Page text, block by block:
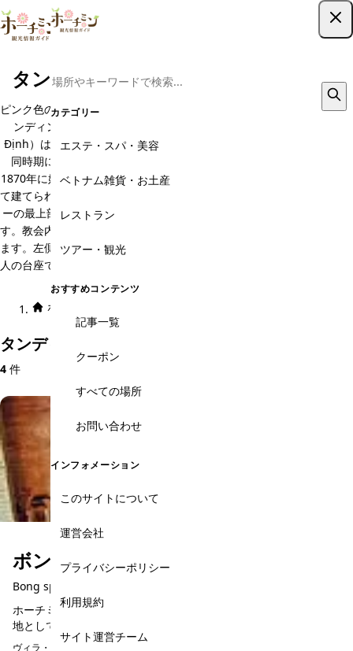
カテゴリー
エステ・スパ・美容
ベトナム雑貨・お土産
レストラン
ツアー・観光
おすすめコンテンツ
記事一覧
クーポン
すべての場所
お問い合わせ
インフォメーション
このサイトについて
運営会社
プライバシーポリシー
利用規約
サイト運営チーム
タンディン教会のエステ・スパ・美容
ピンク色の教会で有名なインスタ映えスポット「タンディン教会」。タ
ンディン教会（正式名称：Nhà thờ Thánh Tâm Chúa Giêsu, Tân
Định）は、ホーチミン市にあるカトリック教会で、サイゴン大教会と
同時期に建てられた、ホーチミンで最も歴史ある教会です。教会は
1870年に始まり、1876年12月16日に発足しました。フランス人によっ
て建てられました。建物全体はピンク色で塗装されており、メインタワ
ーの最上部には52.6メートルの高さ3メートルの青銅の十字架がありま
す。教会内には、5つの鐘があり、総重量は5.5トンもあるといわれてい
ます。左側の列は女性聖人の彫像が置かれている場所で、右側は男性聖
人の台座です。タンディン教会は、その歴史的建造物を後世に残すよう
に建物の改築が何度か行われています。
ホーム
タンディン教会のおすすめエステ・スパ・美容
4 件
ボン・スパ
Bong spa
ホーチミン市の中心部から少し離れた、隠れ家スポット的な観光
地として知られるタンディン教会。全面ピンク色の可愛らしい教
会を一度は見てみたいものです。そんな教会の近くにこじんまり
ヴィラ・ガーデンスパ